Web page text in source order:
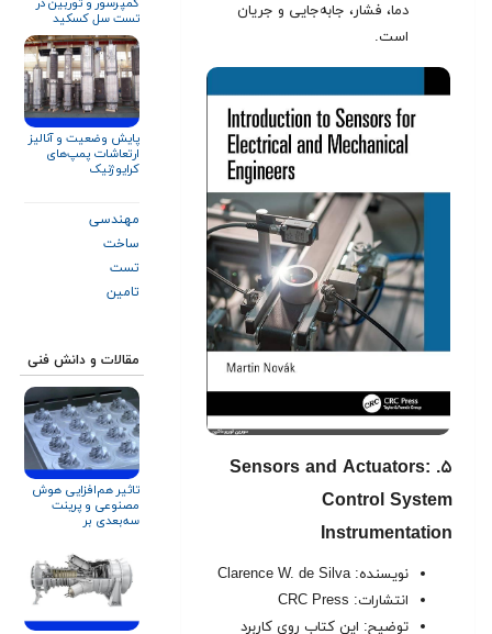
دما، فشار، جابه‌جایی و جریان
است.
۵. Sensors and Actuators:
Control System
Instrumentation
نویسنده: Clarence W. de Silva
انتشارات: CRC Press
توضیح: این کتاب روی کاربرد
تست سل کسکید
پایش وضعیت و آنالیز
ارتعاشات پمپ‌های
کرایوژنیک
مهندسی
ساخت
تست
تامین
مقالات و دانش فنی
تاثیر هم‌افزایی هوش
مصنوعی و پرینت
سه‌بعدی بر